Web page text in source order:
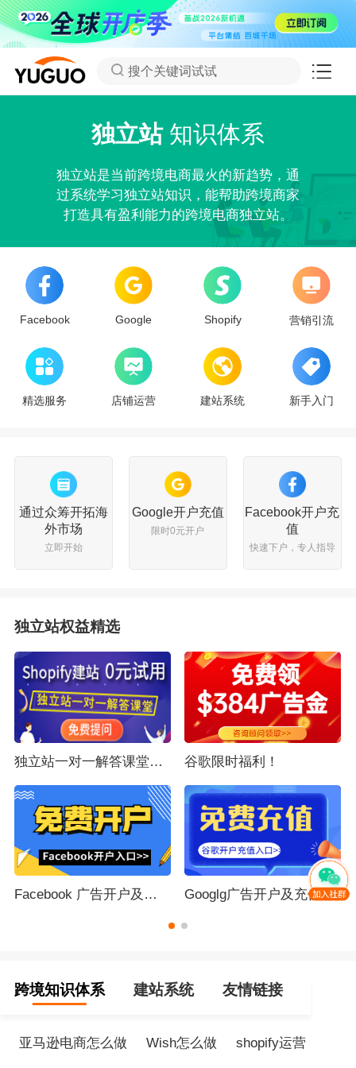
搜个关键词试试
独立站知识体系
独立站是当前跨境电商最火的新趋势，通
过系统学习独立站知识，能帮助跨境商家
打造具有盈利能力的跨境电商独立站。
Facebook Google Shopify 营销引流
精选服务 店铺运营 建站系统 新手入门
通过众筹开拓海
外市场
立即开始
Google开户充值
限时0元开户
Facebook开户充
值
快速下户，专人指导
独立站权益精选
独立站一对一解答课堂，
谷歌限时福利！
Facebook 广告开户及充
Googlg广告开户及充值
跨境知识体系 建站系统 友情链接
亚马逊电商怎么做 Wish怎么做 shopify运营